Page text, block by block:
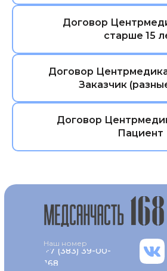
Договор
старше 15
Договор
Заказчик
Договор
Пациент
+7 (383) 39-00-
168
Наш номер